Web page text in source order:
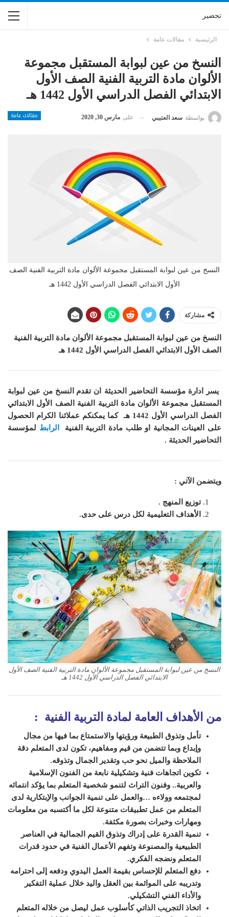
تحضير
الرئيسية مقالات عامة
النسخ من عين لبوابة المستقبل مجموعة
الألوان مادة التربية الفنية الصف الأول
الابتدائي الفصل الدراسي الأول 1442 هـ
مقالات عامة بواسطة سعد العتيبي على مارس 30, 2020
النسخ من عين لبوابة المستقبل مجموعة الألوان مادة التربية الفنية الصف
الأول الابتدائي الفصل الدراسي الأول 1442 هـ
مشاركة
النسخ من عين لبوابة المستقبل مجموعة الألوان مادة التربية الفنية
الصف الأول الابتدائي الفصل الدراسي الأول 1442 هـ
يسر ادارة مؤسسة التحاضير الحديثة ان تقدم النسخ من عين لبوابة
المستقبل مجموعة الألوان مادة التربية الفنية الصف الأول الابتدائي
الفصل الدراسي الأول 1442 هـ
كما يمكنكم عملائنا الكرام الحصول
على العينات المجانية او طلب مادة التربية الفنية
الرابط لمؤسسة
التحاضير الحديثة .
ويتضمن الآتي :
توزيع المنهج .
الأهداف التعليمية لكل درس على حدى.
النسخ من عين لبوابة المستقبل مجموعة الألوان مادة التربية الفنية الصف الأول
الابتدائي الفصل الدراسي الأول 1442 هـ
من الأهداف العامة لمادة التربية الفنية :
تأمل وتذوق الطبيعة ورؤيتها والاستمتاع بما فيها من مجال
وإبداع وبما تتضمن من قيم ومفاهيم، تكون لدى المتعلم دقة
الملاحظة والميل نحو حب وتقدير الجمال وتذوقه.
تكوين اتجاهات فنية وتشكيلية نابعة من الفنون الإسلامية
والعربية.. وفنون التراث لتنمو شخصية المتعلم بما يؤكد انتمائه
لمجتمعه وولاءه …والعمل على تنمية الجوانب والإبتكارية لدى
المتعلم من عمل تطبيقات متنوعة لكل ما أكتسبه من معلومات
ومهارات وخبرات بصورة مكثفة.
تنمية القدرة على إدراك وتذوق القيم الجمالية في العناصر
الطبيعية والمصنوعة وتفهم الأعمال الفنية في حدود قدرات
المتعلم ونضجه الفكري.
دفع المتعلم للإحساس بقيمة العمل اليدوي ودفعه إلى احترامه
وتدريبه على الموائمة بين العقل واليد خلال عملية التفكير
والأداء الفني التشكيلي.
اتخاذ التجريب الذاتي كأسلوب عمل ليصل من خلاله المتعلم